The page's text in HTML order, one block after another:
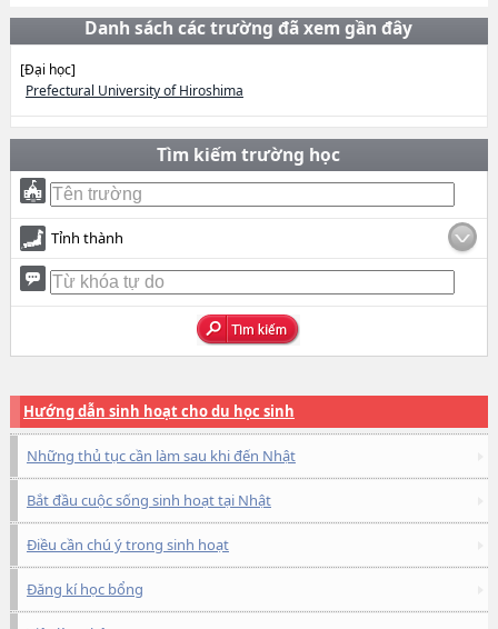
Danh sách các trường đã xem gần đây
[Đại học]
Prefectural University of Hiroshima
Tìm kiếm trường học
Tỉnh thành
Hướng dẫn sinh hoạt cho du học sinh
Những thủ tục cần làm sau khi đến Nhật
Bắt đầu cuộc sống sinh hoạt tại Nhật
Điều cần chú ý trong sinh hoạt
Đăng kí học bổng